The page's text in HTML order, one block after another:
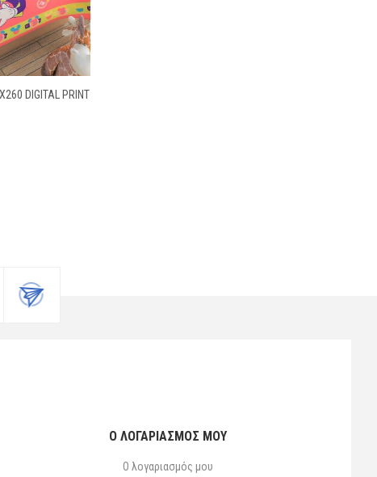
DIGITAL PRINT
Ο ΛΟΓΑΡΙΑΣΜΌΣ ΜΟΥ
Ο λογαριασμός μου